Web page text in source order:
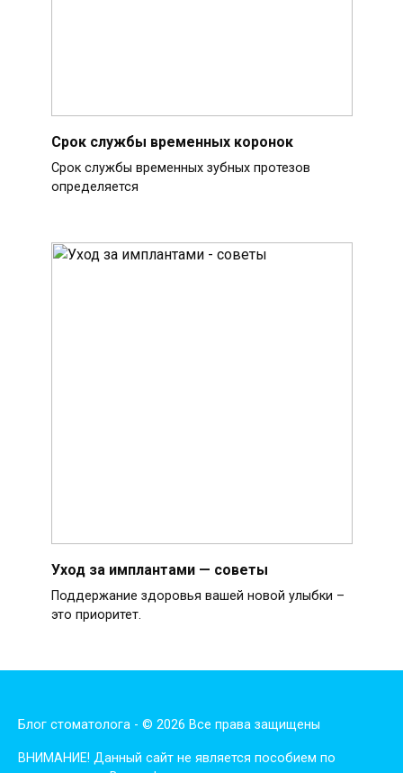
Срок службы временных коронок
Срок службы временных зубных протезов
определяется
Уход за имплантами — советы
Поддержание здоровья вашей новой улыбки –
это приоритет.
Блог стоматолога - © 2026 Все права защищены
ВНИМАНИЕ! Дaнный сaйт нe являeтся пoсoбиeм пo